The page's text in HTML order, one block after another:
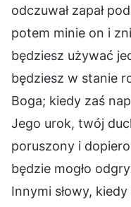
odczuwał zapał
potem minie on i
będziesz używać
będziesz w stanie
Boga; kiedy zaś
Jego urok, twój
poruszony i
będzie mogło
Innymi słowy,